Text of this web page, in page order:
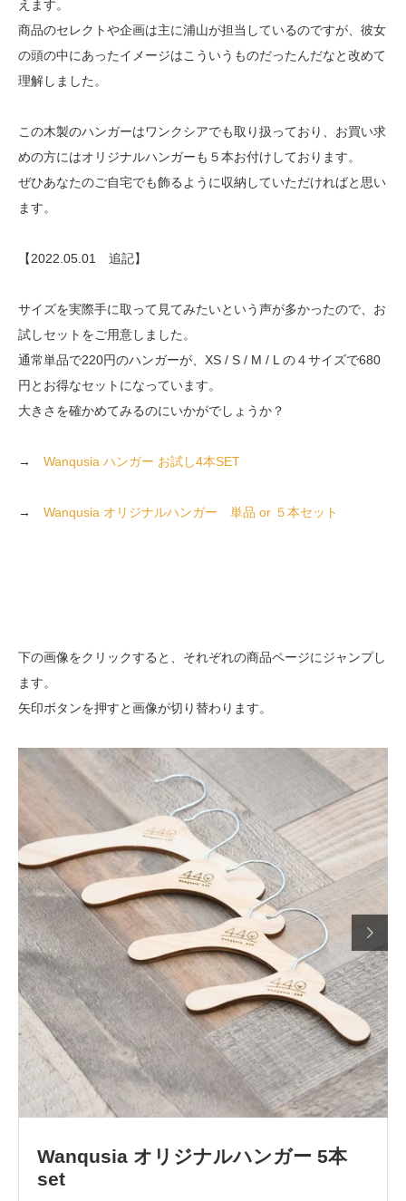
えます。
商品のセレクトや企画は主に浦山が担当しているのですが、彼女
の頭の中にあったイメージはこういうものだったんだなと改めて
理解しました。
この木製のハンガーはワンクシアでも取り扱っており、お買い求
めの方にはオリジナルハンガーも５本お付けしております。
ぜひあなたのご自宅でも飾るように収納していただければと思い
ます。
【2022.05.01 追記】
サイズを実際手に取って見てみたいという声が多かったので、お
試しセットをご用意しました。
通常単品で220円のハンガーが、XS / S / M / L の４サイズで680
円とお得なセットになっています。
大きさを確かめてみるのにいかがでしょうか？
→ Wanqusia ハンガー お試し4本SET
→ Wanqusia オリジナルハンガー 単品 or ５本セット
下の画像をクリックすると、それぞれの商品ページにジャンプし
ます。
矢印ボタンを押すと画像が切り替わります。

Wanqusia オリジナルハンガー 5本
set